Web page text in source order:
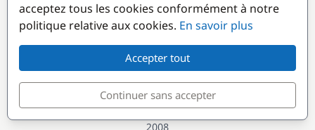
© GlobeSailor
Croisières & Location de bateaux depuis
2008
acceptez tous les cookies conformément à notre
politique relative aux cookies. En savoir plus
Accepter tout
Continuer sans accepter